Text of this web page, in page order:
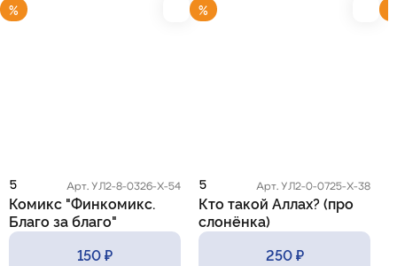
%
5 Арт. УЛ2-8-0326-Х-54
Комикс "Финкомикс.
Благо за благо"
150 ₽
%
5 Арт. УЛ2-0-0725-Х-38
Кто такой Аллах? (про
слонёнка)
250 ₽